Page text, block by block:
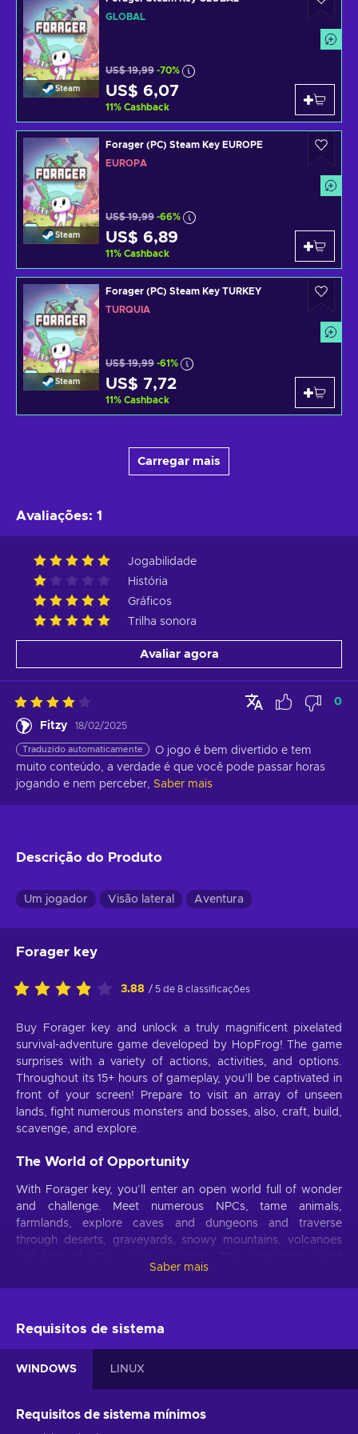
Steam
GLOBAL
US$ 19,99 -70%
US$ 6,07
11% Cashback
Steam
Forager (PC) Steam Key EUROPE
EUROPA
US$ 19,99 -66%
US$ 6,89
11% Cashback
Steam
Forager (PC) Steam Key TURKEY
TURQUIA
US$ 19,99 -61%
US$ 7,72
11% Cashback
Carregar mais
Avaliações: 1
Jogabilidade
História
Gráficos
Trilha sonora
Avaliar agora
Fitzy 18/02/2025
0
Traduzido automaticamente
O jogo é bem divertido e tem
muito conteúdo, a verdade é que você pode passar horas
jogando e nem perceber, Saber mais
Descrição do Produto
Um jogador Visão lateral Aventura
Forager key
3.88 / 5 de 8 classificações
Buy Forager key and unlock a truly magnificent pixelated
survival-adventure game developed by HopFrog! The game
surprises with a variety of actions, activities, and options.
Throughout its 15+ hours of gameplay, you’ll be captivated in
front of your screen! Prepare to visit an array of unseen
lands, fight numerous monsters and bosses, also, craft, build,
scavenge, and explore.
The World of Opportunity
With Forager key, you’ll enter an open world full of wonder
and challenge. Meet numerous NPCs, tame animals,
farmlands, explore caves and dungeons and traverse
through deserts, graveyards, snowy mountains, volcanoes
contains numerous secrets and mysteries, and it’s up to you
to discover and learn them.
The Style of Life
Buy Forager key and play the game entirely your way. You
can become a successful archaeologist and discoverer, an
builder! Ready to take up on everything that the title can
Saber mais
Requisitos de sistema
WINDOWS LINUX
Requisitos de sistema mínimos